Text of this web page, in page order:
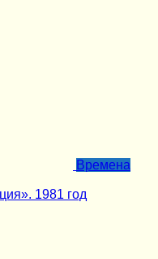
Времена
1981 год